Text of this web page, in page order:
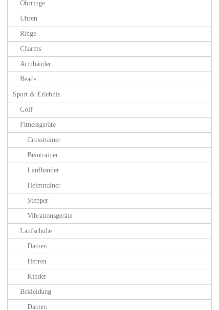
Ohrringe
Uhren
Ringe
Charms
Armbänder
Beads
Sport & Erlebnis
Golf
Fitnessgeräte
Crosstrainer
Beintrainer
Laufbänder
Heimtrainer
Stepper
Vibrationsgeräte
Laufschuhe
Damen
Herren
Kinder
Bekleidung
Damen